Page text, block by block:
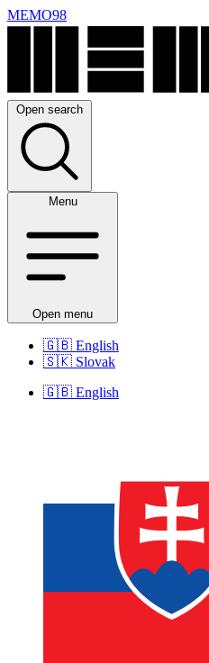
MEMO98
Open search
Menu
Open menu
🇬🇧 English
🇸🇰 Slovak
🇬🇧 English